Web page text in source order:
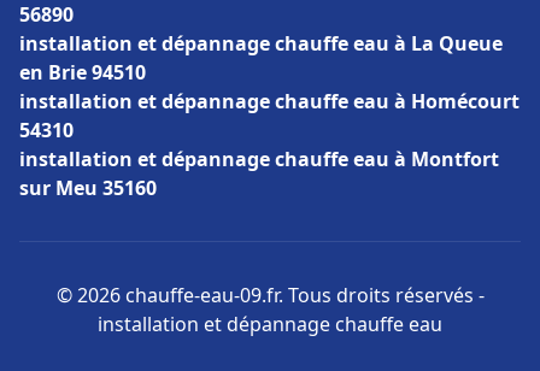
56890
installation et dépannage chauffe eau à La Queue
en Brie 94510
installation et dépannage chauffe eau à Homécourt
54310
installation et dépannage chauffe eau à Montfort
sur Meu 35160
© 2026 chauffe-eau-09.fr. Tous droits réservés -
installation et dépannage chauffe eau